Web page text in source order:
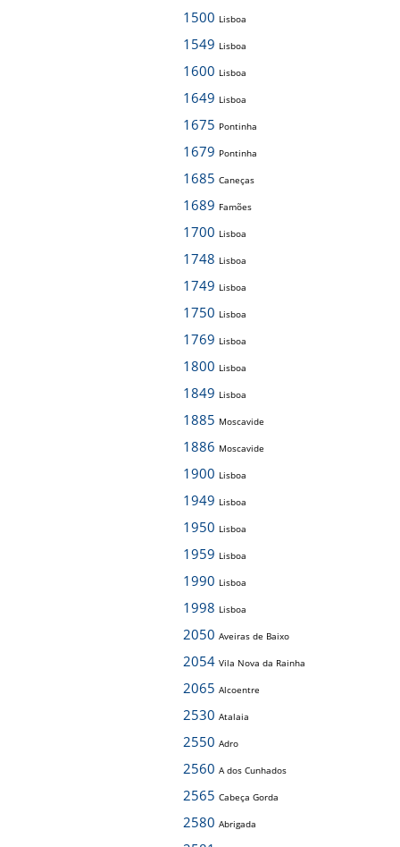
1500 Lisboa
1549 Lisboa
1600 Lisboa
1649 Lisboa
1675 Pontinha
1679 Pontinha
1685 Caneças
1689 Famões
1700 Lisboa
1748 Lisboa
1749 Lisboa
1750 Lisboa
1769 Lisboa
1800 Lisboa
1849 Lisboa
1885 Moscavide
1886 Moscavide
1900 Lisboa
1949 Lisboa
1950 Lisboa
1959 Lisboa
1990 Lisboa
1998 Lisboa
2050 Aveiras de Baixo
2054 Vila Nova da Rainha
2065 Alcoentre
2530 Atalaia
2550 Adro
2560 A dos Cunhados
2565 Cabeça Gorda
2580 Abrigada